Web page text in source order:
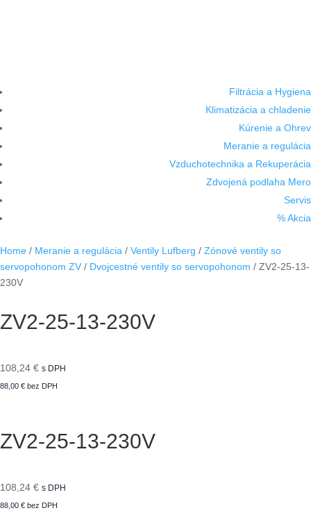
Filtrácia a Hygiena
Klimatizácia a chladenie
Kúrenie a Ohrev
Meranie a regulácia
Vzduchotechnika a Rekuperácia
Zdvojená podlaha Mero
Servis
% Akcia
Home / Meranie a regulácia / Ventily Lufberg / Zónové ventily so
servopohonom ZV / Dvojcestné ventily so servopohonom / ZV2-25-13-
230V
ZV2-25-13-230V
108,24 € s DPH
88,00 € bez DPH
ZV2-25-13-230V
108,24 € s DPH
88,00 € bez DPH